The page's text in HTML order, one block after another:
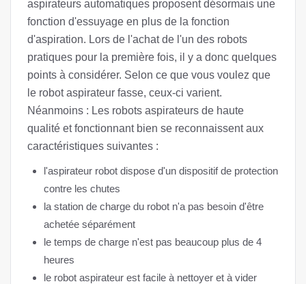
aspirateurs automatiques proposent désormais une
fonction d'essuyage en plus de la fonction
d'aspiration. Lors de l'achat de l'un des robots
pratiques pour la première fois, il y a donc quelques
points à considérer. Selon ce que vous voulez que
le robot aspirateur fasse, ceux-ci varient.
Néanmoins : Les robots aspirateurs de haute
qualité et fonctionnant bien se reconnaissent aux
caractéristiques suivantes :
l'aspirateur robot dispose d'un dispositif de protection
contre les chutes
la station de charge du robot n'a pas besoin d'être
achetée séparément
le temps de charge n'est pas beaucoup plus de 4
heures
le robot aspirateur est facile à nettoyer et à vider